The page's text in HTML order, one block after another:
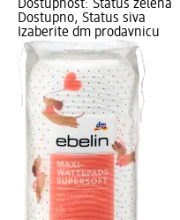
Dostupnost: Status zelena
Dostupno, Status siva
Izaberite dm prodavnicu